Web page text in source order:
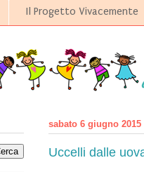
Il Progetto Vivacemente
sabato 6 giugno 2015
Uccelli dalle